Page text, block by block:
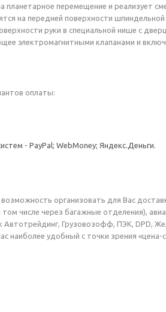
планетарное перемещение и реализует
на передней поверхности
руки в специальной нише с
электромагнитными клапанами и
оплаты:
- PayPal; WebMoney; Яндекс.Деньги.
организовать для Вас
числе через багажные отделения),
Автотрейдинг, Грузовозофф, ПЭК, DPD,
наиболее удобный с точки зрения «цена-